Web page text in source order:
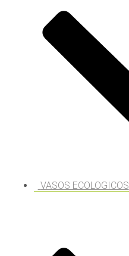
VASOS ECOLOGICOS